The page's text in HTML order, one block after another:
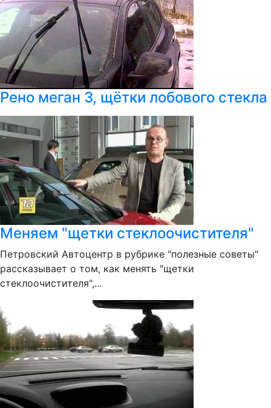
Рено меган 3, щётки лобового стекла
Меняем "щетки стеклоочистителя"
Петровский Автоцентр в рубрике "полезные советы"
рассказывает о том, как менять "щетки
стеклоочистителя",...